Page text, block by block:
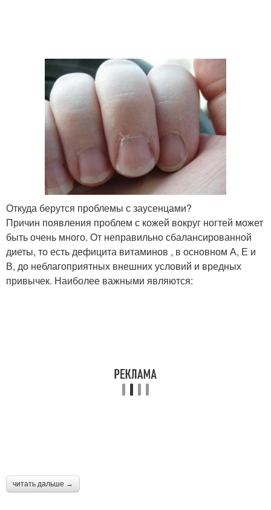
Откуда берутся проблемы с заусенцами?
Причин появления проблем с кожей вокруг ногтей может
быть очень много. От неправильно сбалансированной
диеты, то есть дефицита витаминов , в основном А, Е и
В, до неблагоприятных внешних условий и вредных
привычек. Наиболее важными являются:
читать дальше →